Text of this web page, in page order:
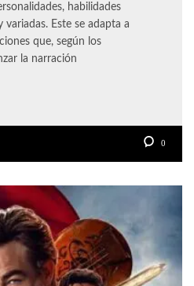
habilidades
variadas. Este se adapta a
que, según los
la narración
0